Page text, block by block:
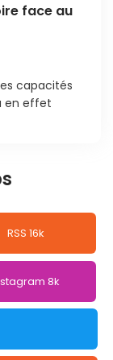
face au
capacités
en effet
RSS 16k
8k